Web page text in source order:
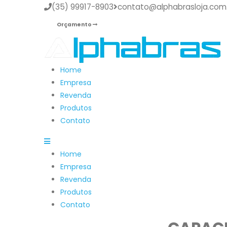
(35) 99917-8903
Orçamento
Home
Empresa
Revenda
Produtos
Contato
Home
Empresa
Revenda
Produtos
Contato